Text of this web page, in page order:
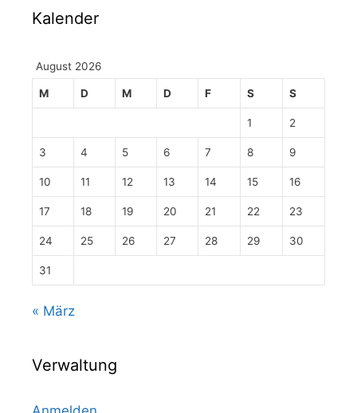
Kalender
August 2026
M D M D F S S
1 2
3 4 5 6 7 8 9
10 11 12 13 14 15 16
17 18 19 20 21 22 23
24 25 26 27 28 29 30
31
« März
Verwaltung